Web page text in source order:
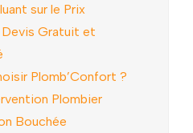
sur le Prix
Gratuit et
Plomb’Confort ?
Plombier
Bouchée